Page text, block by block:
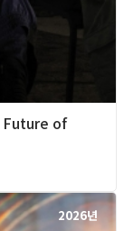
Future of
2026년